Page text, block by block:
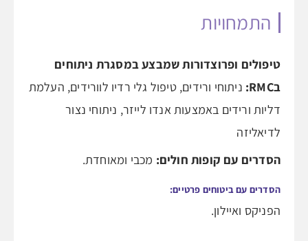
התמחויות
טיפולים ופרוצדורות שמבצע במסגרת ניתוחים
בRMC:
ניתוחי ורידים, טיפול גלי רדיו לוורידים, העלמת
דליות ורידים באמצעות אנדו לייזר, ניתוחי נצור
לדיאליזה
הסדרים עם קופות חולים: מכבי ומאוחדת.
הסדרים עם ביטוחים פרטיים:
הפניקס ואיילון.